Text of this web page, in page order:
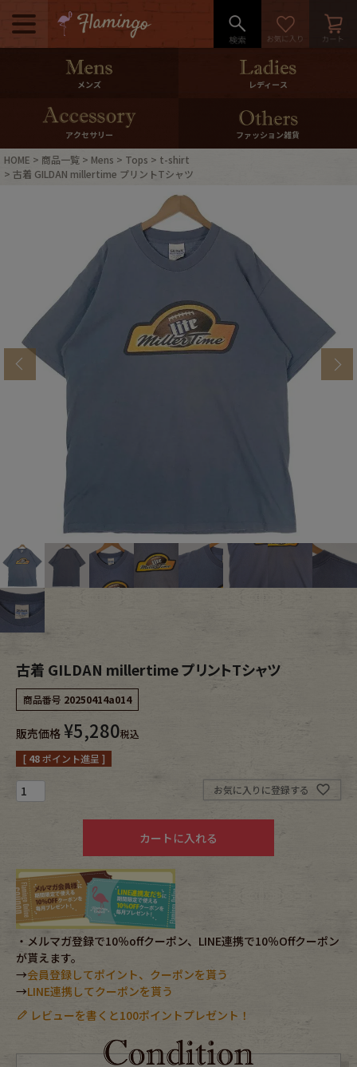
メニュー
500pt＆10％Offクーポンプレゼン
10％0ffクーポンプレゼント
ログイン・会員登録
マイページ
ご利用ガイド International Shipping
店舗紹介 特集一覧
ブランドから探す スタッフコーディネート
年代から探す
Bottoms
Tops Bottoms
Outer
Fafatt
小物・アクセサリーから探す
Bag
Accessory
Belt antique goods
Keyring vintage bicycle
FAFATT
メンズ レディース
アクセサリー ファッション雑貨
HOME 商品一覧 Mens Tops
t-shirt
古着 GILDAN millertime プリントTシャツ
古着 GILDAN millertime プリントTシャツ
商品番号 20250414a014
販売価格 ¥5,280税込
[ 48ポイント進呈 ]
お気に入りに登録する
カートに入れる
・メルマガ登録で10％offクーポン、LINE連携で10％Offクーポン
が貰えます。
→会員登録してポイント、クーポンを貰う
→LINE連携してクーポンを貰う
レビューを書くと100ポイントプレゼント！